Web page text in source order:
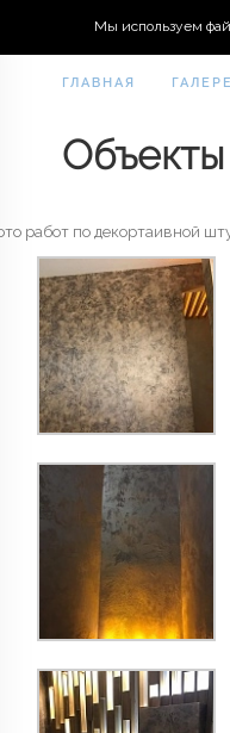
ГЛАВНАЯ
Мы используем